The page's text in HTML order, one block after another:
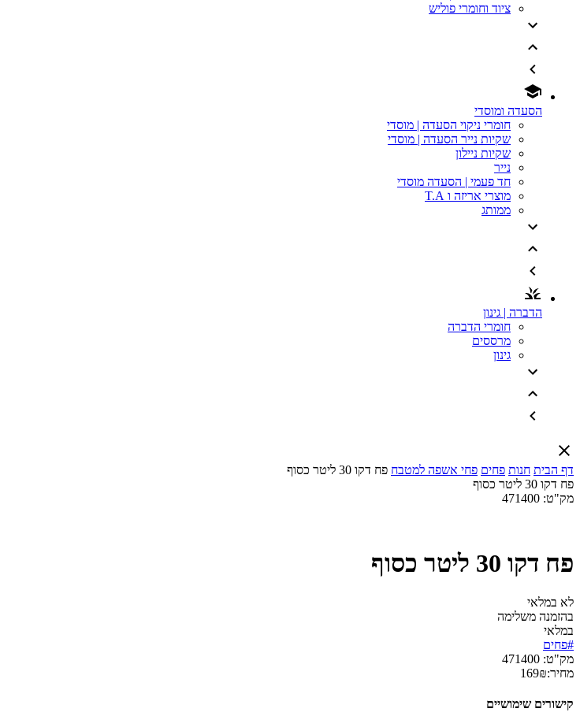
ציוד וחומרי פוליש
הסעדה ומוסדי
חומרי ניקוי הסעדה | מוסדי
שקיות נייר הסעדה | מוסדי
שקיות ניילון
נייר
חד פעמי | הסעדה מוסדי
מוצרי אריזה ו T.A
ממותג
הדברה | גינון
חומרי הדברה
מרססים
גינון
דף הבית חנות פחים פחי אשפה למטבח פח דקו 30 ליטר כסוף
פח דקו 30 ליטר כסוף
מק"ט: 471400
פח דקו 30 ליטר כסוף
לא במלאי
בהזמנה משלימה
במלאי
#פחים
מק"ט: 471400
מחיר:
169₪
קישורים שימושיים